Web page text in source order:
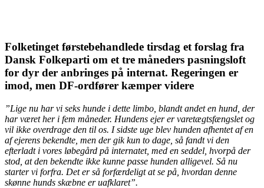
Folketinget førstebehandlede tirsdag et forslag fra
Dansk Folkeparti om et tre måneders pasningsloft
for dyr der anbringes på internat. Regeringen er
imod, men DF-ordfører kæmper videre
”Lige nu har vi seks hunde i dette limbo, blandt andet en hund, der
har været her i fem måneder. Hundens ejer er varetægtsfængslet og
vil ikke overdrage den til os. I sidste uge blev hunden afhentet af en
af ejerens bekendte, men der gik kun to dage, så fandt vi den
efterladt i vores løbegård på internatet, med en seddel, hvorpå der
stod, at den bekendte ikke kunne passe hunden alligevel. Så nu
starter vi forfra. Det er så forfærdeligt at se på, hvordan denne
skønne hunds skæbne er uafklaret”.